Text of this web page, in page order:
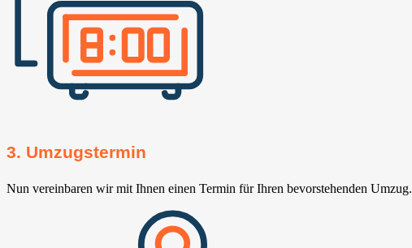
3. Umzugstermin
Nun vereinbaren wir mit Ihnen einen Termin für Ihren bevorstehenden Umzug.